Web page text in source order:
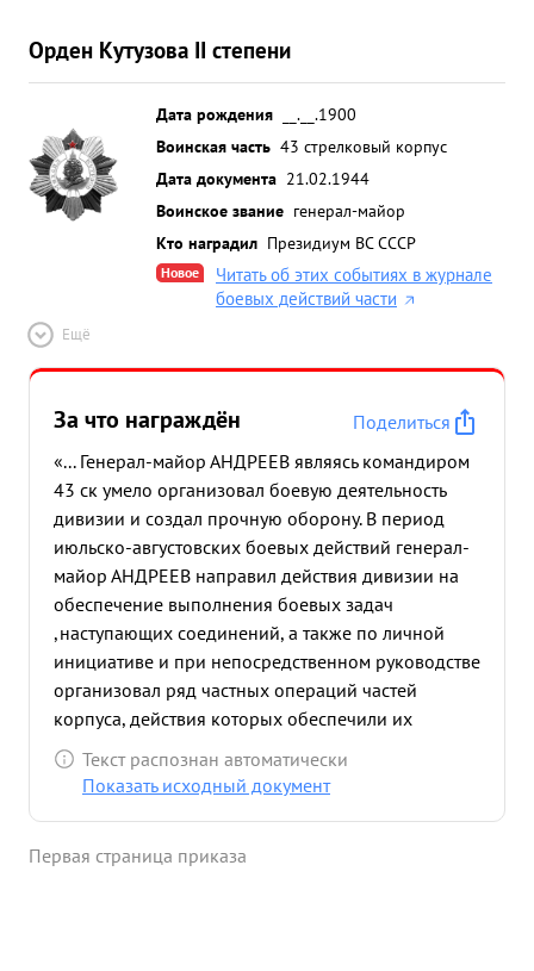
Орден Кутузова II степени
Дата рождения
__.__.1900
Воинская часть 43 стрелковый корпус
Дата документа 21.02.1944
Воинское звание генерал-майор
Кто наградил Президиум ВС СССР
Новое
Читать об этих событиях в журнале
боевых действий части
Ещё
За что награждён
Поделиться
«... Генерал-майор АНДРЕЕВ являясь командиром
43 ск умело организовал боевую деятельность
дивизии и создал прочную оборону. В период
июльско-августовских боевых действий генерал-
майор АНДРЕЕВ направил действия дивизии на
обеспечение выполнения боевых задач
,наступающих соединений, а также по личной
инициативе и при непосредственном руководстве
организовал ряд частных операций частей
корпуса, действия которых обеспечили их
выполнение и дивизии улучшили свои позиции.
Генерал-майор АНДРЕЕВ систематически и
постоянное знание группировки противника
Текст распознан автоматически
Показать исходный документ
Первая страница приказа